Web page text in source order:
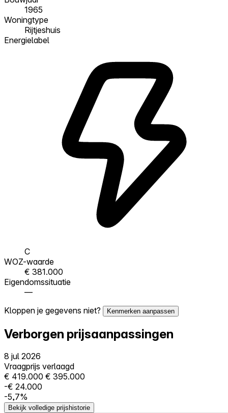
1965
Woningtype
Rijtjeshuis
Energielabel
C
WOZ-waarde
€ 381.000
Eigendomssituatie
—
Kloppen je gegevens niet?
Kenmerken aanpassen
Verborgen prijsaanpassingen
8 jul 2026
Vraagprijs verlaagd
€ 419.000 € 395.000
-€ 24.000
-5,7%
Bekijk volledige prijshistorie